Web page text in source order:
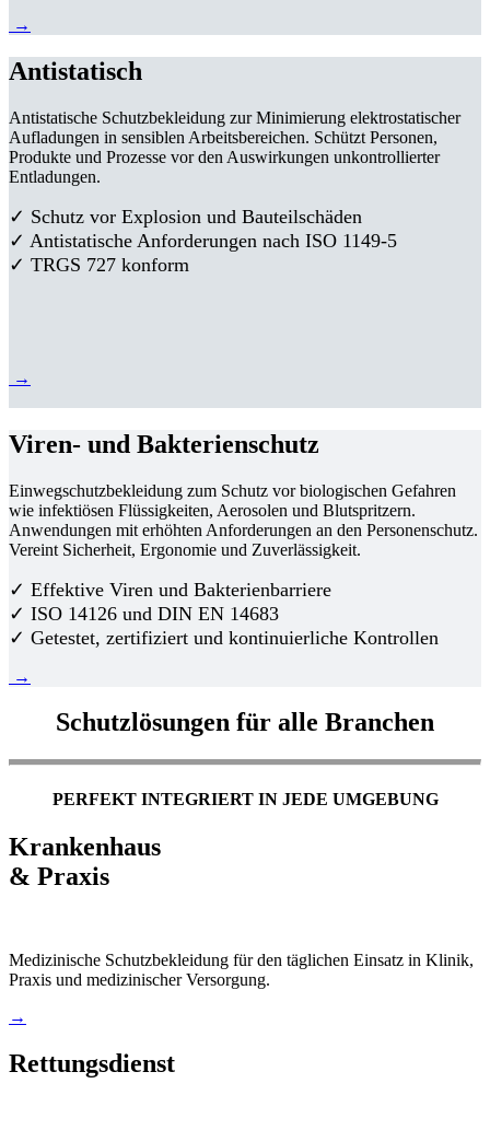
→
Antistatisch
Antistatische Schutzbekleidung zur Minimierung elektrostatischer
Aufladungen in sensiblen Arbeitsbereichen. Schützt Personen,
Produkte und Prozesse vor den Auswirkungen unkontrollierter
Entladungen.
✓ Schutz vor Explosion und Bauteilschäden
✓ Antistatische Anforderungen nach ISO 1149-5
✓ TRGS 727 konform
→
Viren- und Bakterienschutz
Einwegschutzbekleidung zum Schutz vor biologischen Gefahren
wie infektiösen Flüssigkeiten, Aerosolen und Blutspritzern.
Anwendungen mit erhöhten Anforderungen an den Personenschutz.
Vereint Sicherheit, Ergonomie und Zuverlässigkeit.
✓ Effektive Viren und Bakterienbarriere
✓ ISO 14126 und DIN EN 14683
✓ Getestet, zertifiziert und kontinuierliche Kontrollen
→
Schutzlösungen für alle Branchen
PERFEKT INTEGRIERT IN JEDE UMGEBUNG
Krankenhaus
& Praxis
Medizinische Schutzbekleidung für den täglichen Einsatz in Klinik,
Praxis und medizinischer Versorgung.
→
Rettungsdienst